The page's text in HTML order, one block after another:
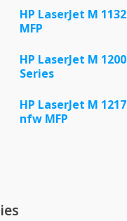
HP LaserJet M 1132
MFP
HP LaserJet M 1200
Series
HP LaserJet M 1217
nfw MFP